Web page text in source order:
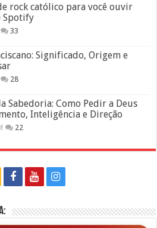
rock católico para você ouvir
Spotify
33
Significado, Origem e
28
Sabedoria: Como Pedir a Deus
Inteligência e Direção
22